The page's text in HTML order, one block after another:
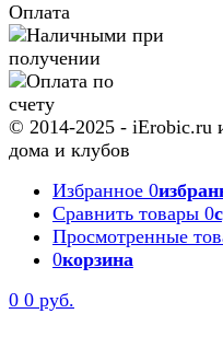
Оплата
© 2014-2025 - iErobic.ru
дома и клубов
Избранное 0
Сравнить товары 0
Просмотренные
0корзина
0 0 руб.